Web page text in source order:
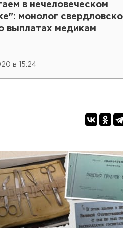
в нечеловеческом
монолог
выплатах медикам
в 15:24